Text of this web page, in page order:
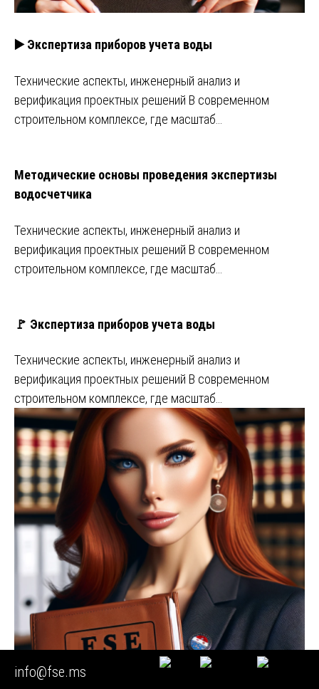
▶️ Экспертиза приборов учета воды
Технические аспекты, инженерный анализ и
верификация проектных решений В современном
строительном комплексе, где масштаб…
Методические основы проведения экспертизы
водосчетчика
Технические аспекты, инженерный анализ и
верификация проектных решений В современном
строительном комплексе, где масштаб…
🚩 Экспертиза приборов учета воды
Технические аспекты, инженерный анализ и
верификация проектных решений В современном
строительном комплексе, где масштаб…
info@fse.ms